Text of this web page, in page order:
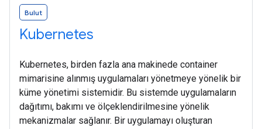
Bulut
Kubernetes
Kubernetes, birden fazla ana makinede container
mimarisine alınmış uygulamaları yönetmeye yönelik bir
küme yönetimi sistemidir. Bu sistemde uygulamaların
dağıtımı, bakımı ve ölçeklendirilmesine yönelik
mekanizmalar sağlanır. Bir uygulamayı oluşturan